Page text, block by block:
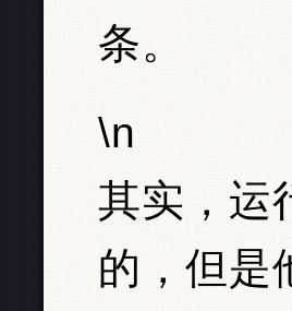
条。
\n
其实，运
的，但是